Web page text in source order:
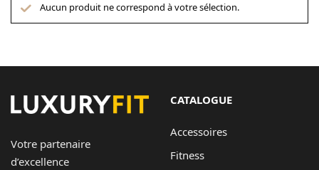
Aucun produit ne correspond à votre sélection.
Votre partenaire
d’excellence
CATALOGUE
Accessoires
Fitness
Blog